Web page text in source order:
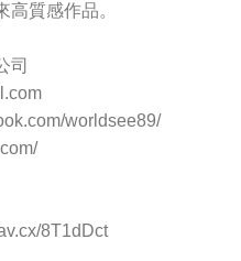
質感作品。
司
worldsee89/
8T1dDct